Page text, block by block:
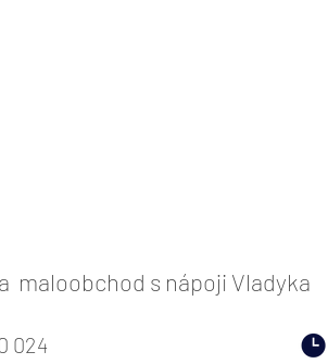
maloobchod s nápoji Vladyka
024